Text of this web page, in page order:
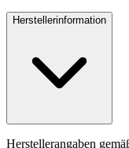
Herstellerinformation
Herstellerangaben